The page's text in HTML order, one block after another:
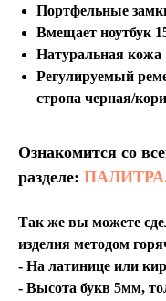
Портфельные
Вмещает ноутбук
Натуральная кожа
Регулируемый
стропа черная/
Ознакомится со
разделе:
Так же вы можете
изделия методом
- На латинице или
- Высота букв 5мм,